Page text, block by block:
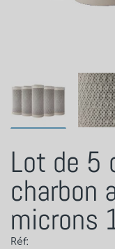
Lot de 5
charbon
microns
Réf: